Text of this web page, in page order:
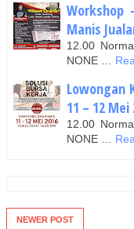
Workshop
Manis
12.00
NONE …
Lowongan
11 – 12 Mei
12.00
NONE …
NEWER POST